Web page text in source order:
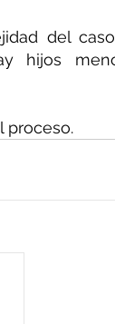
del
hijos
proceso.